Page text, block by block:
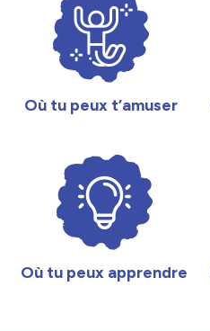
Où tu peux t’amuser
Où tu peux apprendre